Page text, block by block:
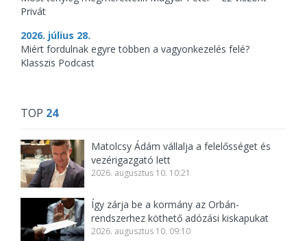
Privát
2026. július 28.
Miért fordulnak egyre többen a vagyonkezelés felé?
Klasszis Podcast
TOP 24
Matolcsy Ádám vállalja a felelősséget és
vezérigazgató lett
2026. augusztus 10. 10:21
Így zárja be a kormány az Orbán-
rendszerhez köthető adózási kiskapukat
2026. augusztus 10. 09:10